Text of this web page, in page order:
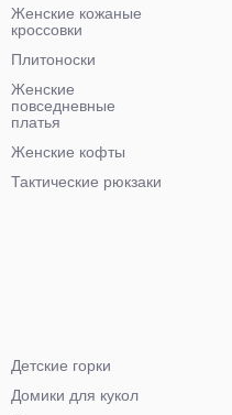
Женские кожаные
кроссовки
Плитоноски
Женские
повседневные
платья
Женские кофты
Тактические рюкзаки
Детские горки
Домики для кукол